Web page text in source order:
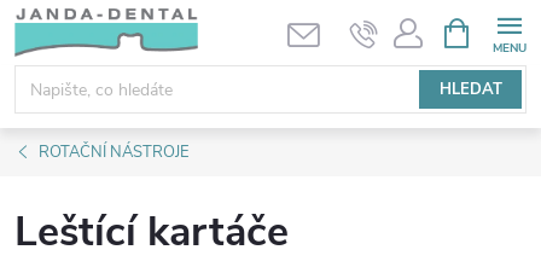
Přejít
obsah
HLEDAT
NÁKUPNÍ
KOŠÍK
ROTAČNÍ NÁSTROJE
Leštící kartáče